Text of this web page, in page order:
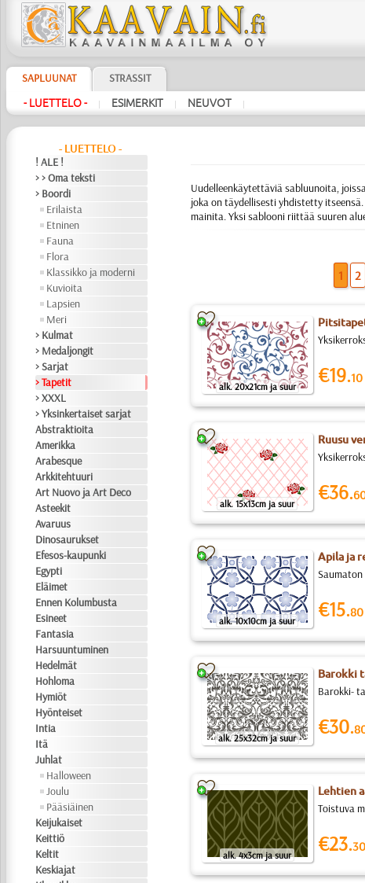
SAPLUUNAT STRASSIT
- LUETTELO - | ESIMERKIT | NEUVOT |
- LUETTELO -
! ALE !
> > Oma teksti
> Boordi
Erilaista
Etninen
Fauna
Flora
Klassikko ja moderni
Kuvioita
Lapsien
Meri
> Kulmat
> Medaljongit
> Sarjat
> Tapetit
> XXXL
> Yksinkertaiset sarjat
Abstraktioita
Amerikka
Arabesque
Arkkitehtuuri
Art Nuovo ja Art Deco
Asteekit
Avaruus
Dinosaurukset
Efesos-kaupunki
Egypti
Eläimet
Ennen Kolumbusta
Esineet
Fantasia
Harsuuntuminen
Hedelmät
Hohloma
Hymiöt
Hyönteiset
Intia
Itä
Juhlat
Halloween
Joulu
Pääsiäinen
Keijukaiset
Keittiö
Keltit
Keskiajat
Uudelleenkäytettäviä sabluunoita,
joka on täydellisesti yhdistetty
mainita. Yksi sablooni riittää suuren
1 2
alk. 20x21cm ja suur €19.10
alk. 15x13cm ja suur
Ruusu
€36.
alk. 10x10cm ja suur
Apila ja
€15.80
alk. 25x32cm ja suur
Barokki
Barokki-
€30.
alk. 4x3cm ja suur
Lehtien
Toistuva
€23.30